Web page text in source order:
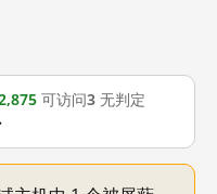
可访问3 无判定